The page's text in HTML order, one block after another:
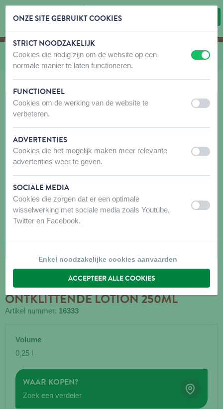
Inhoud overslaan
Taalkeuze overslaan
U bevindt zich hier:
vanBiogance
BIOGANCE HOND STERK
ONTKLITTENDE LOTION 250ML
Artikel nummer: 16333
Volume
0,25 l
WAAR KOPEN?
Zoek een verdeler
ONZE SITE GEBRUIKT COOKIES
STRICT NOODZAKELIJK
Cookies die nodig zijn om de website op een
normale manier te laten functioneren.
uit aan
FUNCTIONEEL
Cookies om de werking van de website te
verbeteren.
uit aan
ADVERTENTIES
Cookies die het mogelijk maken meer relevante
advertenties weer te geven.
uit aan
SOCIALE MEDIA
Cookies die zorgen dat er een optimale
wisselwerking met sociale media zoals Youtube,
Twitter en Facebook.
uit aan
Enkel noodzakelijke cookies aanvaarden
ACCEPTEER ALLE COOKIES